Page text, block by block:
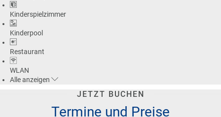
Kinderspielzimmer
Kinderpool
Restaurant
WLAN
Alleanzeigen
JETZT BUCHEN
Termine und Preise